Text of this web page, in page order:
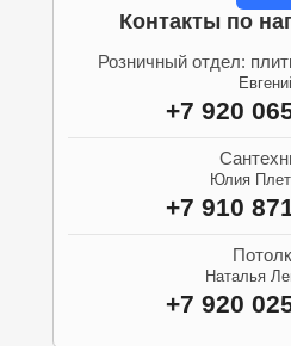
Контакты по
Розничный отдел:
+7 920
Юлия
+7 910
Наталья
+7 920